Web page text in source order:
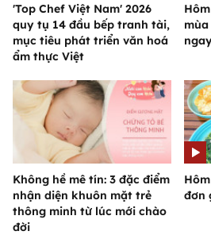
'Top Chef Việt Nam' 2026
quy tụ 14 đầu bếp tranh tài,
mục tiêu phát triển văn hoá
ẩm thực Việt
Không hề mê tín: 3 đặc điểm
nhận diện khuôn mặt trẻ
thông minh từ lúc mới chào
đời
đơn